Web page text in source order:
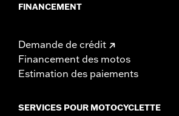
FINANCEMENT
Demande de crédit
Financement des motos
Estimation des paiements
SERVICES POUR MOTOCYCLETTE